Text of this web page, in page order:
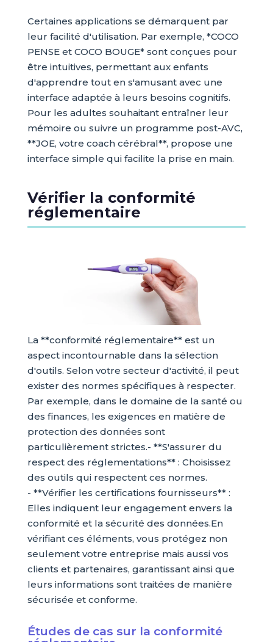
Certaines applications se démarquent par
leur facilité d'utilisation. Par exemple, *COCO
PENSE et COCO BOUGE* sont conçues pour
être intuitives, permettant aux enfants
d'apprendre tout en s'amusant avec une
interface adaptée à leurs besoins cognitifs.
Pour les adultes souhaitant entraîner leur
mémoire ou suivre un programme post-AVC,
**JOE, votre coach cérébral**, propose une
interface simple qui facilite la prise en main.
Vérifier la conformité
réglementaire
La **conformité réglementaire** est un
aspect incontournable dans la sélection
d'outils. Selon votre secteur d'activité, il peut
exister des normes spécifiques à respecter.
Par exemple, dans le domaine de la santé ou
des finances, les exigences en matière de
protection des données sont
particulièrement strictes.- **S'assurer du
respect des réglementations** : Choisissez
des outils qui respectent ces normes.
- **Vérifier les certifications fournisseurs** :
Elles indiquent leur engagement envers la
conformité et la sécurité des données.En
vérifiant ces éléments, vous protégez non
seulement votre entreprise mais aussi vos
clients et partenaires, garantissant ainsi que
leurs informations sont traitées de manière
sécurisée et conforme.
Études de cas sur la conformité